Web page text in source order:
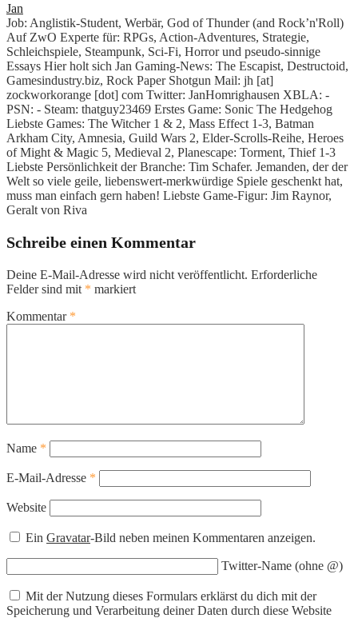
Jan
Job: Anglistik-Student, Werbär, God of Thunder (and Rock’n'Roll)
Auf ZwO Experte für: RPGs, Action-Adventures, Strategie,
Schleichspiele, Steampunk, Sci-Fi, Horror und pseudo-sinnige
Essays Hier holt sich Jan Gaming-News: The Escapist, Destructoid,
Gamesindustry.biz, Rock Paper Shotgun Mail: jh [at]
zockworkorange [dot] com Twitter: JanHomrighausen XBLA: -
PSN: - Steam: thatguy23469 Erstes Game: Sonic The Hedgehog
Liebste Games: The Witcher 1 & 2, Mass Effect 1-3, Batman
Arkham City, Amnesia, Guild Wars 2, Elder-Scrolls-Reihe, Heroes
of Might & Magic 5, Medieval 2, Planescape: Torment, Thief 1-3
Liebste Persönlichkeit der Branche: Tim Schafer. Jemanden, der der
Welt so viele geile, liebenswert-merkwürdige Spiele geschenkt hat,
muss man einfach gern haben! Liebste Game-Figur: Jim Raynor,
Geralt von Riva
Schreibe einen Kommentar
Deine E-Mail-Adresse wird nicht veröffentlicht. Erforderliche
Felder sind mit * markiert
Kommentar *
Name *
E-Mail-Adresse *
Website
EinGravatar-Bild neben meinen Kommentaren anzeigen.
Twitter-Name (ohne @)
Mit der Nutzung dieses Formulars erklärst du dich mit der
Speicherung und Verarbeitung deiner Daten durch diese Website